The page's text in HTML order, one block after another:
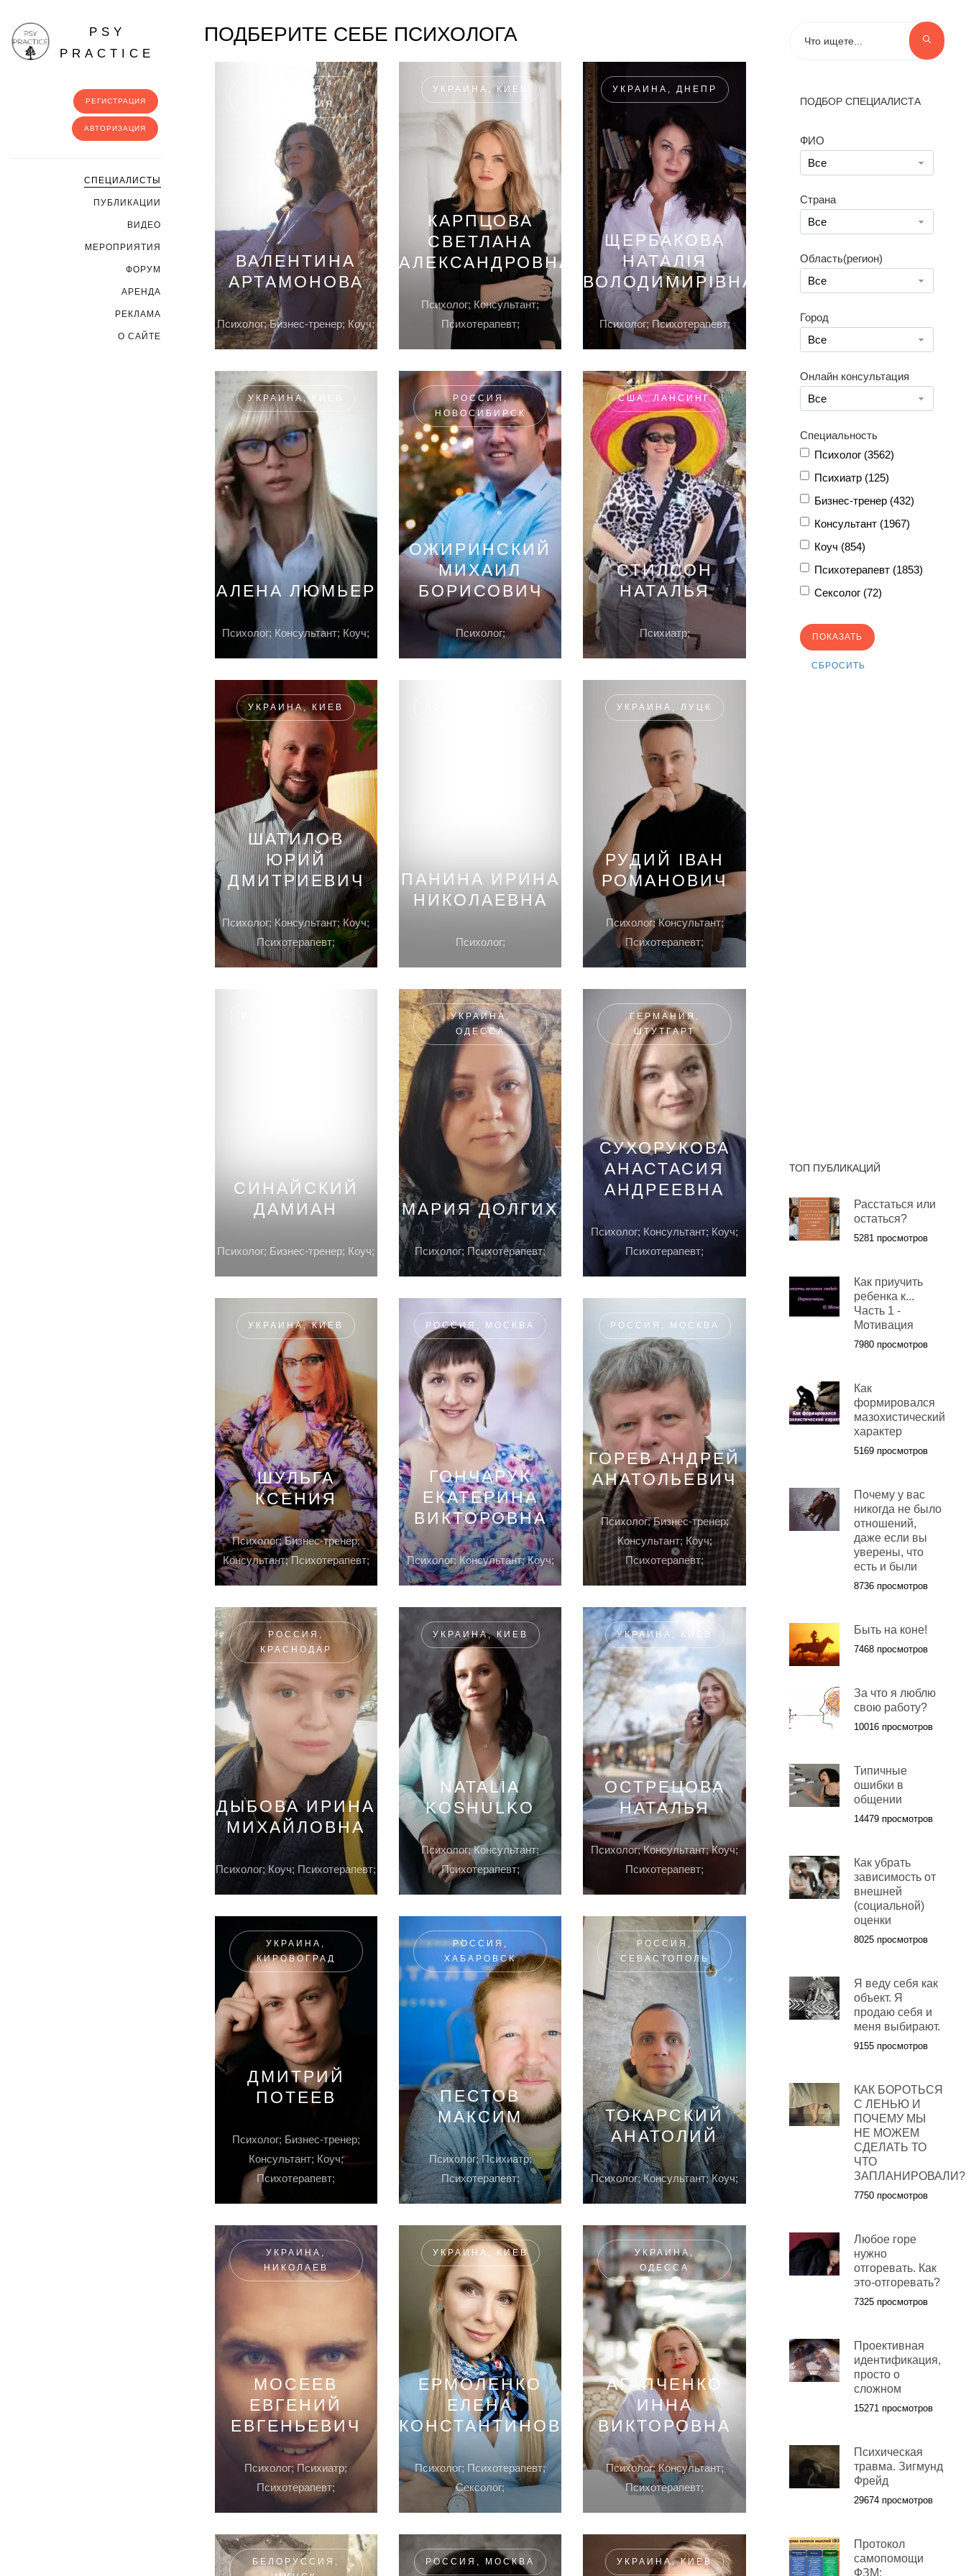
PSY
PRACTICE
РЕГИСТРАЦИЯ
АВТОРИЗАЦИЯ
CПЕЦИАЛИСТЫ
ПУБЛИКАЦИИ
ВИДЕО
МЕРОПРИЯТИЯ
ФОРУМ
АРЕНДА
РЕКЛАМА
О САЙТЕ
ПОДБЕРИТЕ СЕБЕ ПСИХОЛОГА
ФРАНЦИЯ,
НОРМАНДИЯ
ВАЛЕНТИНА
АРТАМОНОВА
Психолог; Бизнес-тренер; Коуч;
УКРАИНА, КИЕВ
КАРПЦОВА
СВЕТЛАНА
АЛЕКСАНДРОВНА
Психолог; Консультант;
Психотерапевт;
УКРАИНА, ДНЕПР
ЩЕРБАКОВА
НАТАЛІЯ
ВОЛОДИМИРІВНА
Психолог; Психотерапевт;
УКРАИНА, КИЕВ
АЛЕНА ЛЮМЬЕР
Психолог; Консультант; Коуч;
РОССИЯ,
НОВОСИБИРСК
ОЖИРИНСКИЙ
МИХАИЛ
БОРИСОВИЧ
Психолог;
США, ЛАНСИНГ
СТИЛСОН
НАТАЛЬЯ
Психиатр;
УКРАИНА, КИЕВ
ШАТИЛОВ
ЮРИЙ
ДМИТРИЕВИЧ
Психолог; Консультант; Коуч;
Психотерапевт;
ПАНИНА ИРИНА
НИКОЛАЕВНА
Психолог;
УКРАИНА, ЛУЦК
РУДИЙ ІВАН
РОМАНОВИЧ
Психолог; Консультант;
Психотерапевт;
СИНАЙСКИЙ
ДАМИАН
Психолог; Бизнес-тренер; Коуч;
УКРАИНА,
ОДЕССА
МАРИЯ ДОЛГИХ
Психолог; Психотерапевт;
ГЕРМАНИЯ,
ШТУТГАРТ
СУХОРУКОВА
АНАСТАСИЯ
АНДРЕЕВНА
Психолог; Консультант; Коуч;
Психотерапевт;
УКРАИНА, КИЕВ
ШУЛЬГА
КСЕНИЯ
Психолог; Бизнес-тренер;
Консультант; Психотерапевт;
РОССИЯ, МОСКВА
ГОНЧАРУК
ЕКАТЕРИНА
ВИКТОРОВНА
Психолог; Консультант; Коуч;
РОССИЯ, МОСКВА
ГОРЕВ АНДРЕЙ
АНАТОЛЬЕВИЧ
Психолог; Бизнес-тренер;
Консультант; Коуч;
Психотерапевт;
РОССИЯ,
КРАСНОДАР
ДЫБОВА ИРИНА
МИХАЙЛОВНА
Психолог; Коуч; Психотерапевт;
УКРАИНА, КИЕВ
NATALIA
KOSHULKO
Психолог; Консультант;
Психотерапевт;
УКРАИНА, КИЕВ
ОСТРЕЦОВА
НАТАЛЬЯ
Психолог; Консультант; Коуч;
Психотерапевт;
УКРАИНА,
КИРОВОГРАД
ДМИТРИЙ
ПОТЕЕВ
Психолог; Бизнес-тренер;
Консультант; Коуч;
Психотерапевт;
РОССИЯ,
ХАБАРОВСК
ПЕСТОВ
МАКСИМ
Психолог; Психиатр;
Психотерапевт;
РОССИЯ,
СЕВАСТОПОЛЬ
ТОКАРСКИЙ
АНАТОЛИЙ
Психолог; Консультант; Коуч;
УКРАИНА,
НИКОЛАЕВ
МОСЕЕВ
ЕВГЕНИЙ
ЕВГЕНЬЕВИЧ
Психолог; Психиатр;
Психотерапевт;
УКРАИНА, КИЕВ
ЕРМОЛЕНКО
ЕЛЕНА
КОНСТАНТИНОВНА
Психолог; Психотерапевт;
Сексолог;
УКРАИНА,
ОДЕССА
АГАПЧЕНКО
ИННА
ВИКТОРОВНА
Психолог; Консультант;
Психотерапевт;
БЕЛОРУССИЯ,
РОССИЯ, МОСКВА УКРАИНА, КИЕВ
ПОДБОР СПЕЦИАЛИСТА
ФИО
Все
Страна
Все
Область(регион)
Все
Город
Все
Онлайн консультация
Все
Специальность
Психолог (3562)
Психиатр (125)
Бизнес-тренер (432)
Консультант (1967)
Коуч (854)
Психотерапевт (1853)
Сексолог (72)
ТОП ПУБЛИКАЦИЙ
Расстаться или
остаться?
5281 просмотров
Как приучить
ребенка к...
Часть 1 -
Мотивация
7980 просмотров
Как
формировался
мазохистический
характер
5169 просмотров
Почему у вас
никогда не было
отношений,
даже если вы
уверены, что
есть и были
8736 просмотров
Быть на коне!
7468 просмотров
За что я люблю
свою работу?
10016 просмотров
Типичные
ошибки в
общении
14479 просмотров
Как убрать
зависимость от
внешней
(социальной)
оценки
8025 просмотров
Я веду себя как
объект. Я
продаю себя и
меня выбирают.
9155 просмотров
КАК БОРОТЬСЯ
С ЛЕНЬЮ И
ПОЧЕМУ МЫ
НЕ МОЖЕМ
СДЕЛАТЬ ТО
ЧТО
ЗАПЛАНИРОВАЛИ?
7750 просмотров
Любое горе
нужно
отгоревать. Как
это-отгоревать?
7325 просмотров
Проективная
идентификация,
просто о
сложном
15271 просмотров
Психическая
травма. Зигмунд
Фрейд
29674 просмотров
Протокол
самопомощи
ФЗМ: